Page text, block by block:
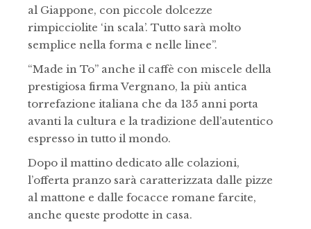
al Giappone, con piccole dolcezze
rimpicciolite ‘in scala’. Tutto sarà molto
semplice nella forma e nelle linee”.
“Made in To” anche il caffè con miscele della
prestigiosa firma Vergnano, la più antica
torrefazione italiana che da 135 anni porta
avanti la cultura e la tradizione dell’autentico
espresso in tutto il mondo.
Dopo il mattino dedicato alle colazioni,
l’offerta pranzo sarà caratterizzata dalle pizze
al mattone e dalle focacce romane farcite,
anche queste prodotte in casa.